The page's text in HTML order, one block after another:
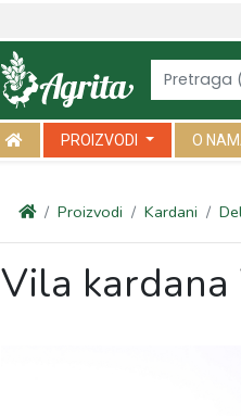
PROIZVODI O
Proizvodi Kardani
Vila